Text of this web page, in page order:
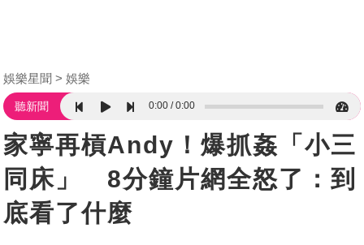
娛樂星聞 娛樂
聽新聞 0:00 0:00
家寧再槓Andy！爆抓姦「小三
同床」 8分鐘片網全怒了：到
底看了什麼